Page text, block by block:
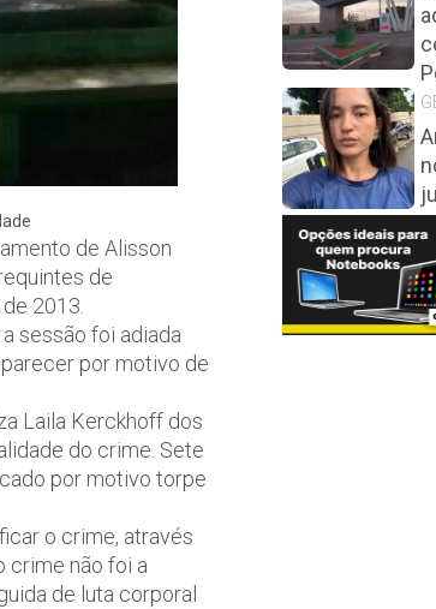
de Alisson
de
2013.
sessão foi adiada
por motivo de
Laila Kerckhoff dos
do crime. Sete
por motivo torpe
o crime, através
crime não foi a
de luta corporal